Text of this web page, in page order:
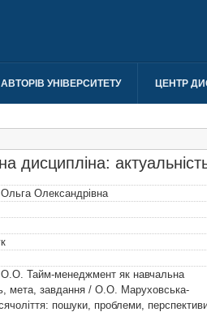
УНІВЕРСИТЕТУ ЦЕНТР
дисципліна:
Олександрівна
О.О. Тайм-менеджмент як навчальна
мета, завдання / О.О. Маруховська-
пошуки, проблеми,